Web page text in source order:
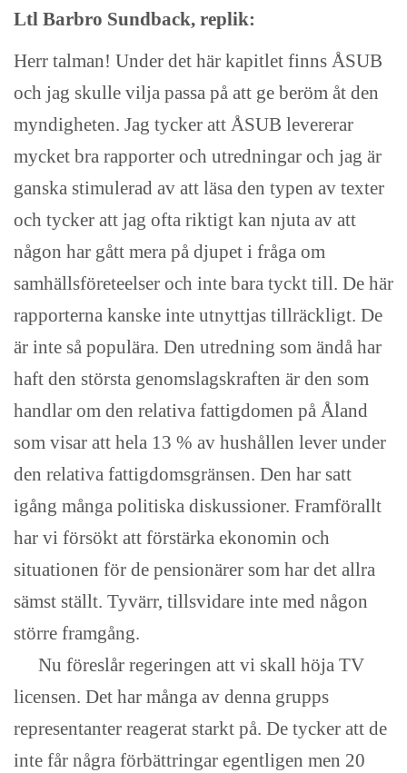
Ltl Barbro Sundback, replik:
Herr talman! Under det här kapitlet finns ÅSUB
och jag skulle vilja passa på att ge beröm åt den
myndigheten. Jag tycker att ÅSUB levererar
mycket bra rapporter och utredningar och jag är
ganska stimulerad av att läsa den typen av texter
och tycker att jag ofta riktigt kan njuta av att
någon har gått mera på djupet i fråga om
samhällsföreteelser och inte bara tyckt till. De här
rapporterna kanske inte utnyttjas tillräckligt. De
är inte så populära. Den utredning som ändå har
haft den största genomslagskraften är den som
handlar om den relativa fattigdomen på Åland
som visar att hela 13 % av hushållen lever under
den relativa fattigdomsgränsen. Den har satt
igång många politiska diskussioner. Framförallt
har vi försökt att förstärka ekonomin och
situationen för de pensionärer som har det allra
sämst ställt. Tyvärr, tillsvidare inte med någon
större framgång.
Nu föreslår regeringen att vi skall höja TV
licensen. Det har många av denna grupps
representanter reagerat starkt på. De tycker att de
inte får några förbättringar egentligen men 20